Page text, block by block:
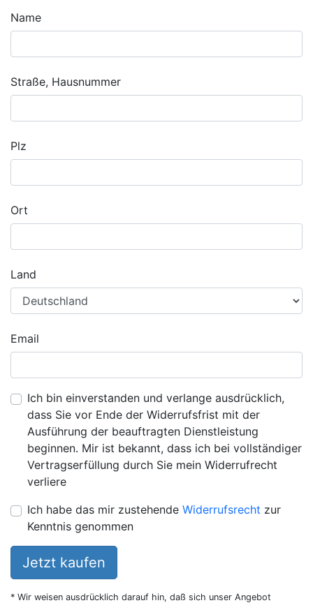
Name
Straße, Hausnummer
Plz
Ort
Land
Email
Ich bin einverstanden und verlange ausdrücklich,
dass Sie vor Ende der Widerrufsfrist mit der
Ausführung der beauftragten Dienstleistung
beginnen. Mir ist bekannt, dass ich bei vollständiger
Vertragserfüllung durch Sie mein Widerrufrecht
verliere
Ich habe das mir zustehende Widerrufsrecht zur
Kenntnis genommen
Jetzt kaufen
* Wir weisen ausdrücklich darauf hin, daß sich unser Angebot